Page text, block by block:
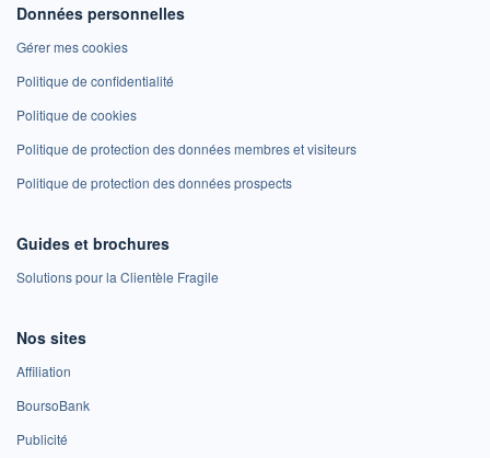
Données personnelles
Gérer mes cookies
Politique de confidentialité
Politique de cookies
Politique de protection des données membres et visiteurs
Politique de protection des données prospects
Guides et brochures
Solutions pour la Clientèle Fragile
Nos sites
Affiliation
BoursoBank
Publicité